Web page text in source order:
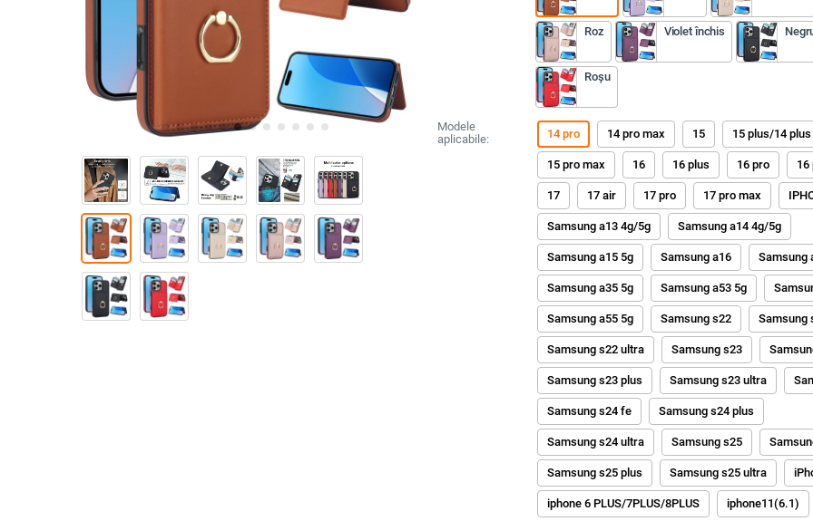
Roz Violet închis
Roșu
Modele
aplicabile:
14 pro 14 pro max 15 15 plus/14 plus
15 pro max 16 16 plus 16 pro 16
17 17 air 17 pro 17 pro max
Samsung a13 4g/5g Samsung a14 4g/5g
Samsung a15 5g Samsung a16 Samsung
Samsung a35 5g Samsung a53 5g
Samsung a55 5g Samsung s22 Samsung
Samsung s22 ultra Samsung s23
Samsung s23 plus Samsung s23 ultra
Samsung s24 fe Samsung s24 plus
Samsung s24 ultra Samsung s25
Samsung s25 plus Samsung s25 ultra
iphone 6 PLUS/7PLUS/8PLUS iphone11(6.1)